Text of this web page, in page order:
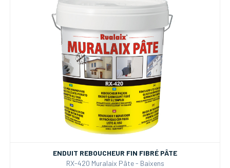
ENDUIT REBOUCHEUR FIN FIBRÉ PÂTE
RX-420 Muralaix Pâte - Baixens